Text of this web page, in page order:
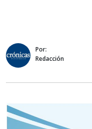
Por:
Redacción